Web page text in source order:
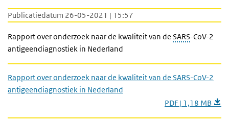
Publicatiedatum 26-05-2021 | 15:57
Rapport over onderzoek naar de kwaliteit van de SARS-CoV-2
antigeendiagnostiek in Nederland
Rapport over onderzoek naar de kwaliteit van de SARS-CoV-2
antigeendiagnostiek in Nederland
PDF | 1,18 MB